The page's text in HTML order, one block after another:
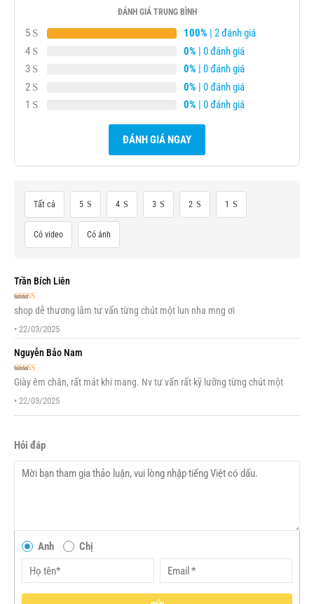
ĐÁNH GIÁ TRUNG BÌNH
5 100% | 2 đánh giá
4
0% | 0 đánh giá
3
0% | 0 đánh giá
2
0% | 0 đánh giá
1
0% | 0 đánh giá
ĐÁNH GIÁ NGAY
Tất cả 5 4 3 2 1
Có video Có ảnh
Trần Bích Liên
Được xếp
hạng 55 sao
shop dễ thương lắm tư vấn từng chút một lun nha mng ơi
• 22/03/2025
Nguyễn Bảo Nam
Được xếp
hạng 55 sao
Giày êm chân, rất mát khi mang. Nv tư vấn rất kỹ lưỡng từng chút một
• 22/03/2025
Hỏi đáp
Anh Chị